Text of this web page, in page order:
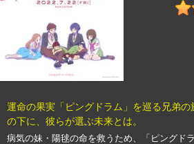
運命の果実「ピングドラム」を巡る兄弟の
の下に、彼らが選ぶ未来とは。
病気の妹・陽毬の命を救うため、「ピングド